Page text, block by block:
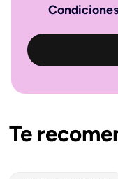
Condiciones
Te